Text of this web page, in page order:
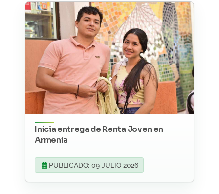
Inicia entrega de Renta Joven en
Armenia
PUBLICADO: 09 JULIO 2026